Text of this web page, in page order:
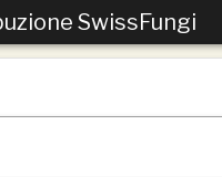
SwissFungi